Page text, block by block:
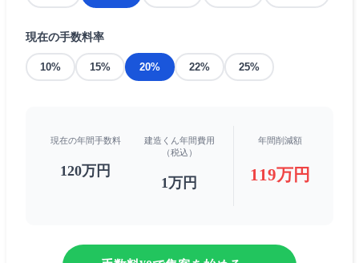
現在の手数料率
10% 15% 20% 22% 25%
現在の年間手数料
120万円
建造くん年間費用
（税込）
1万円
年間削減額
119万円